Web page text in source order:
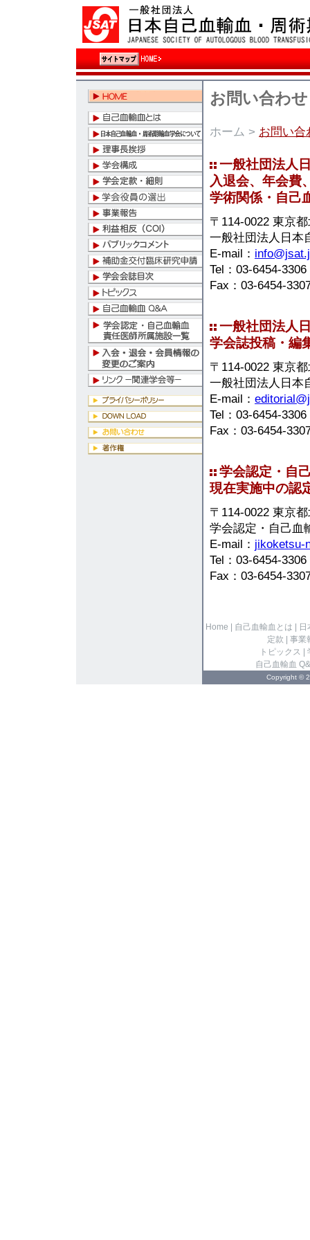
お問い合わせ
ホーム > お問い合
一般社団法人
入退会、年会費
学術関係・自己
〒114-0022 東京
一般社団法人日本
E-mail：
Tel：03-6454-3306
Fax：03-6454-
一般社団法人
学会誌投稿・編
〒114-0022 東京
一般社団法人日本
E-mail：
Tel：03-6454-3306
Fax：03-6454-
学会認定・自
現在実施中の認
〒114-0022 東京
学会認定・自己血
E-mail： jikoketsu-
Tel：03-6454-3306
Fax：03-6454-
Home 自己血輸血とは
定款
事業
トピックス
自己血輸血
Copyright ©